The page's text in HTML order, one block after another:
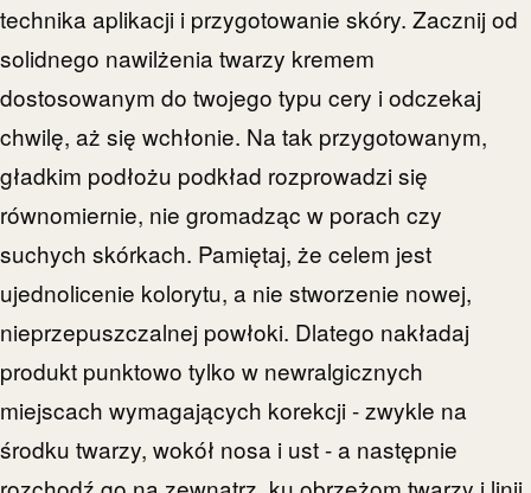
technika aplikacji i przygotowanie skóry. Zacznij od
solidnego nawilżenia twarzy kremem
dostosowanym do twojego typu cery i odczekaj
chwilę, aż się wchłonie. Na tak przygotowanym,
gładkim podłożu podkład rozprowadzi się
równomiernie, nie gromadząc w porach czy
suchych skórkach. Pamiętaj, że celem jest
ujednolicenie kolorytu, a nie stworzenie nowej,
nieprzepuszczalnej powłoki. Dlatego nakładaj
produkt punktowo tylko w newralgicznych
miejscach wymagających korekcji - zwykle na
środku twarzy, wokół nosa i ust - a następnie